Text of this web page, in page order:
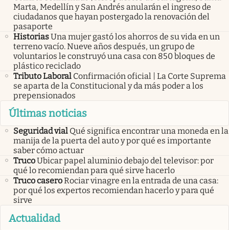
Marta, Medellín y San Andrés anularán el ingreso de
ciudadanos que hayan postergado la renovación del
pasaporte
HistoriasUna mujer gastó los ahorros de su vida en un
terreno vacío. Nueve años después, un grupo de
voluntarios le construyó una casa con 850 bloques de
plástico reciclado
Tributo Laboral Confirmación oficial | La Corte Suprema
se aparta de la Constitucional y da más poder a los
prepensionados
Últimas noticias
Seguridad vial Qué significa encontrar una moneda en la
manija de la puerta del auto y por qué es importante
saber cómo actuar
TrucoUbicar papel aluminio debajo del televisor: por
qué lo recomiendan para qué sirve hacerlo
Truco caseroRociar vinagre en la entrada de una casa:
por qué los expertos recomiendan hacerlo y para qué
sirve
Actualidad